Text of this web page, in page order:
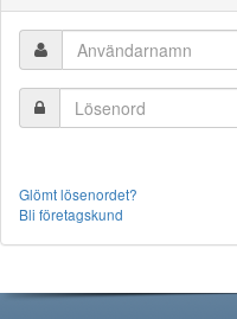
Glömt lösenordet?
Bli företagskund